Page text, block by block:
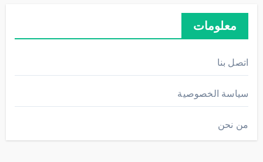
معلومات
اتصل بنا
سياسة الخصوصية
من نحن